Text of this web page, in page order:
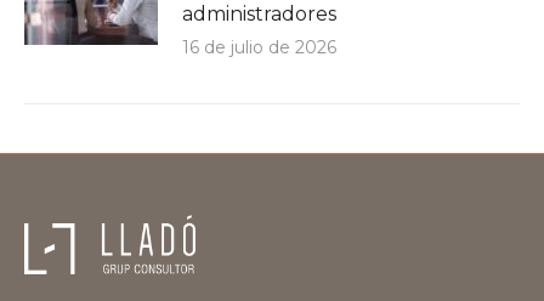
administradores
16 de julio de 2026